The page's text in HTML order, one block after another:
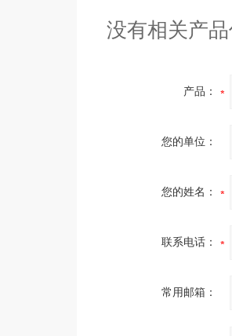
没有相关产
产品：
您的单位：
您的姓名：
联系电话：
常用邮箱：